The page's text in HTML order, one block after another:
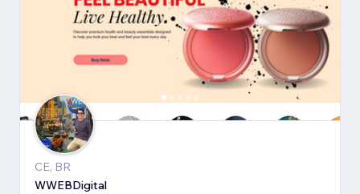
CE, BR
WWEBDigital